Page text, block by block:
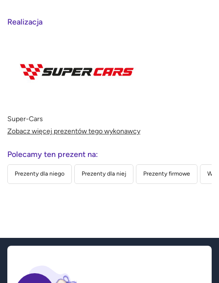
Realizacja
Super-Cars
Zobacz więcej prezentów tego wykonawcy
Polecamy ten prezent na:
Prezenty dla niego Prezenty dla niej Prezenty firmowe